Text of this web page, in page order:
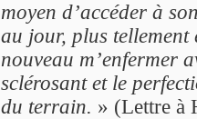
moyen d’accéder à
au jour, plus
nouveau m’enfermer
sclérosant et le
du terrain. » (Lettre à